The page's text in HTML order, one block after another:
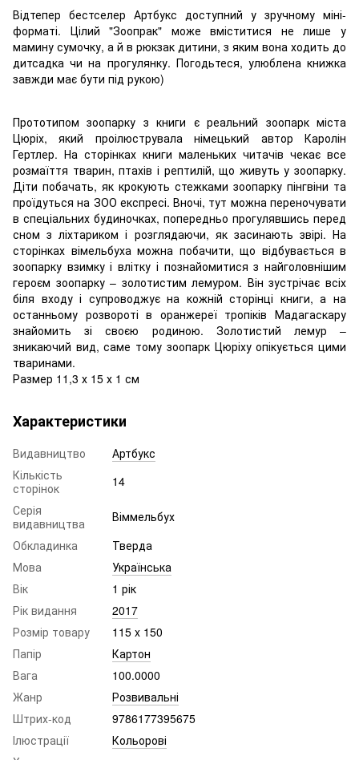
Відтепер бестселер Артбукс доступний у зручному міні-
форматі. Цілий "Зоопрак" може вміститися не лише у
мамину сумочку, а й в рюкзак дитини, з яким вона ходить до
дитсадка чи на прогулянку. Погодьтеся, улюблена книжка
завжди має бути під рукою)
Прототипом зоопарку з книги є реальний зоопарк міста
Цюріх, який проілюструвала німецький автор Каролін
Гертлер. На сторінках книги маленьких читачів чекає все
розмаїття тварин, птахів і рептилій, що живуть у зоопарку.
Діти побачать, як крокують стежками зоопарку пінгвіни та
проїдуться на ЗОО експресі. Вночі, тут можна переночувати
в спеціальних будиночках, попередньо прогулявшись перед
сном з ліхтариком і розглядаючи, як засинають звірі. На
сторінках вімельбуха можна побачити, що відбувається в
зоопарку взимку і влітку і познайомитися з найголовнішим
героєм зоопарку – золотистим лемуром. Він зустрічає всіх
біля входу і супроводжує на кожній сторінці книги, а на
останньому розвороті в оранжереї тропіків Мадагаскару
знайомить зі своєю родиною. Золотистий лемур –
зникаючий вид, саме тому зоопарк Цюріху опікується цими
тваринами.
Размер 11,3 х 15 х 1 см
Характеристики
Видавництво
Артбукс
Кількість
сторінок
14
Серія
видавництва
Віммельбух
Обкладинка
Тверда
Мова
Українська
Вік
1 рік
Рік видання
2017
Розмір товару
115 x 150
Папір
Картон
Вага
100.0000
Жанр
Розвивальні
Штрих-код
9786177395675
Ілюстрації
Кольорові